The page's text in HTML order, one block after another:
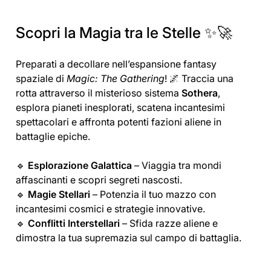
Scopri la Magia tra le Stelle ✨🚀
Preparati a decollare nell’espansione fantasy
spaziale di Magic: The Gathering! 🌌 Traccia una
rotta attraverso il misterioso sistema Sothera,
esplora pianeti inesplorati, scatena incantesimi
spettacolari e affronta potenti fazioni aliene in
battaglie epiche.
🔹 Esplorazione Galattica – Viaggia tra mondi
affascinanti e scopri segreti nascosti.
🔹 Magie Stellari – Potenzia il tuo mazzo con
incantesimi cosmici e strategie innovative.
🔹 Conflitti Interstellari – Sfida razze aliene e
dimostra la tua supremazia sul campo di battaglia.